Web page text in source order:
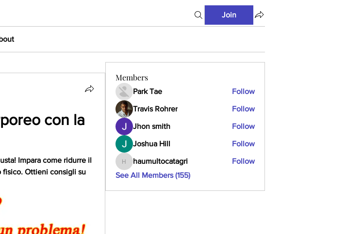
Join
con la
Impara come ridurre il
fisico. Ottieni consigli su
Members
Park Tae Follow
Travis Rohrer Follow
Jhon smith Follow
Joshua Hill Follow
haumultocatagri
haumultocatagri
Follow
See All Members (155)